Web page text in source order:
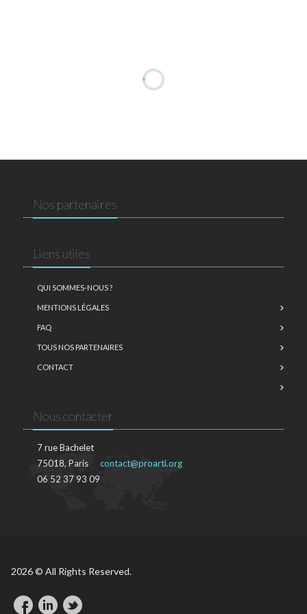
Nos partenaires
Liens utiles
QUI SOMMES-NOUS ?
MENTIONS LÉGALES
FAQ
TOUS NOS PARTENAIRES
CONTACT
Nous contacter
7 rue Bachelet
75018, Paris
06 52 37 93 09
contact@proarti.org
2026 © All Rights Reserved.